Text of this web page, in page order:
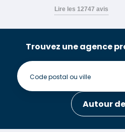
Trouvez une agence
Autour